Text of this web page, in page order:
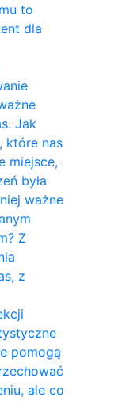
to
dla
Jak
które nas
miejsce,
była
ważne
Z
z
pomogą
ale co